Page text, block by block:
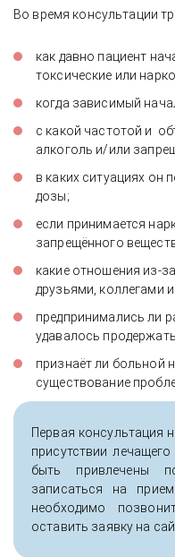
Во время консультации
как давно пациент
токсические или
когда зависимый
с какой частотой и
алкоголь и/или
в каких ситуациях он
дозы;
если принимается
запрещённого
какие отношения из-
друзьями, коллегами
предпринимались ли
удавалось
признаёт ли больной
существование
Первая консультация
присутствии
быть привлечены
записаться на
необходимо
оставить заявку на